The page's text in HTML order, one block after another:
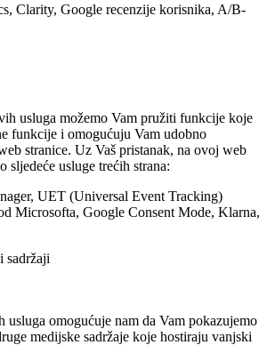
Clarity, Google recenzije korisnika, A/B-
usluga možemo Vam pružiti funkcije koje
funkcije i omogućuju Vam udobno
stranice. Uz Vaš pristanak, na ovoj web
sljedeće usluge trećih strana:
UET (Universal Event Tracking)
Microsofta, Google Consent Mode, Klarna,
sadržaji
usluga omogućuje nam da Vam pokazujemo
medijske sadržaje koje hostiraju vanjski